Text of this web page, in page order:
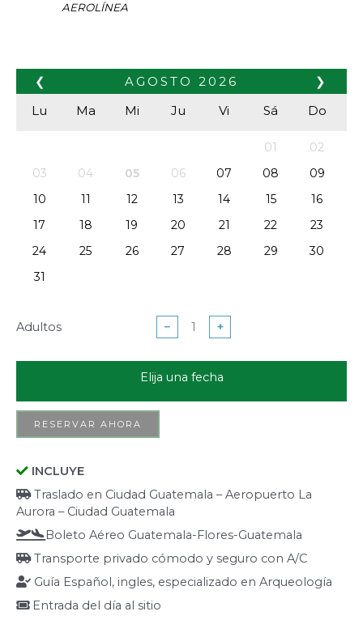
AEROLÍNEA
❮ ❯
AGOSTO 2026
Lu
Ma Mi Ju Vi Sá Do
01
02
03
04 05 06 07 08
09
10
11 12 13 14 15
16
17
18 19 20 21 22
23
24
25 26 27 28 29
30
31
Adultos − +
Elija una fecha
RESERVAR AHORA
INCLUYE
Traslado en Ciudad Guatemala – Aeropuerto La
Aurora – Ciudad Guatemala
Boleto Aéreo Guatemala-Flores-Guatemala
Transporte privado cómodo y seguro con A/C
Guía Español, ingles, especializado en Arqueología
Entrada del día al sitio